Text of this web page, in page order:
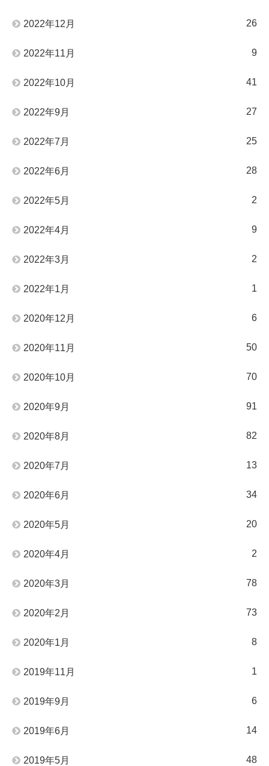
2022年12月 26
2022年11月 9
2022年10月 41
2022年9月 27
2022年7月 25
2022年6月 28
2022年5月 2
2022年4月 9
2022年3月 2
2022年1月 1
2020年12月 6
2020年11月 50
2020年10月 70
2020年9月 91
2020年8月 82
2020年7月 13
2020年6月 34
2020年5月 20
2020年4月 2
2020年3月 78
2020年2月 73
2020年1月 8
2019年11月 1
2019年9月 6
2019年6月 14
2019年5月 48